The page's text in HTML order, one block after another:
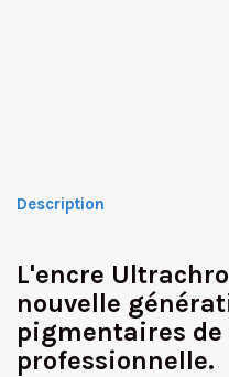
Description
L'encre
nouvelle
pigmentaires
professionnelle.